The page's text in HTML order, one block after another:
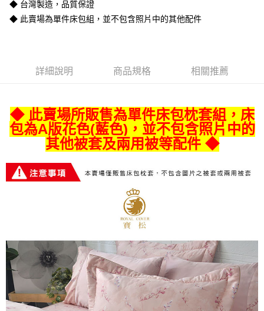
相關說明
【關於「AFTEE先享後付」】
３．安心：先確認商品／服務後，再付款。
結帳頁面，進行簡訊認證並確認金額後，即可完成結帳。
２．訂單成立數日內，您將收到繳費通知簡訊。
３．收到繳費通知簡訊後14天內，點擊此簡訊中的連結，可透過四大超商／
ATM／網路銀行／等多元方式進行付款，方視為交易完成。
購買商品的店家。未經商家同意取消之訂單仍視為有效，需透過AFTEE先享
後付繳納相關費用。
※ 交易是否成功請以「AFTEE先享後付 」之結帳頁面顯示為準，若有關於
是否繳費成功／繳費後需取消欲退款等相關疑問，請聯繫「AFTEE先享後付
https://netprotections.freshdesk.com/support/home
１．透過由恩沛科技股份有限公司提供之「AFTEE先享後付」服務完成之交
易，需依本服務之必要範圍內提供個人資料，並將交易相關給付款項請求債
權轉讓予恩沛科技股份有限公司。
２．關於個人資料處理事宜，請瀏覽以下網址：
https://aftee.tw/terms/#terms3
３．未成年的使用者請事先徵得法定代理人或監護人之同意方可使用
「AFTEE先享後付」，若未經同意申辦者引起之損失，本公司不負相關責
宅配-離島
每筆NT$400
◆ 台灣製造，品質保證
◆ 此賣場為單件床包組，並不包含照片中的其他配件
詳細說明 商品規格 相關推薦
◆ 此賣場所販售為單件床包枕套組 ，床
包為A版花色(藍色) ，並不包含照片中的
其他被套及兩用被等配件 ◆